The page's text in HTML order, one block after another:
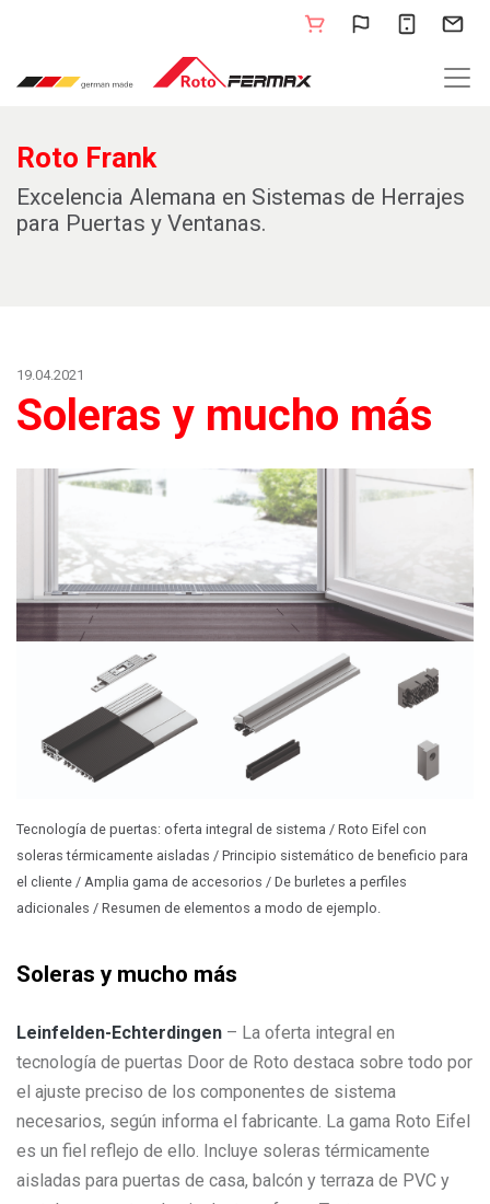
Roto Frank
Excelencia Alemana en Sistemas de Herrajes
para Puertas y Ventanas.
19.04.2021
Soleras y mucho más
Tecnología de puertas: oferta integral de sistema / Roto Eifel con
soleras térmicamente aisladas / Principio sistemático de beneficio para
el cliente / Amplia gama de accesorios / De burletes a perfiles
adicionales / Resumen de elementos a modo de ejemplo.
Soleras y mucho más
Leinfelden-Echterdingen – La oferta integral en
tecnología de puertas Door de Roto destaca sobre todo por
el ajuste preciso de los componentes de sistema
necesarios, según informa el fabricante. La gama Roto Eifel
es un fiel reflejo de ello. Incluye soleras térmicamente
aisladas para puertas de casa, balcón y terraza de PVC y